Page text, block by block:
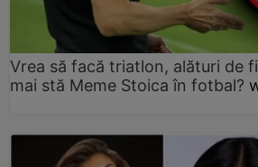
Vrea să facă triatlon, alături de
mai stă Meme Stoica în fotbal?